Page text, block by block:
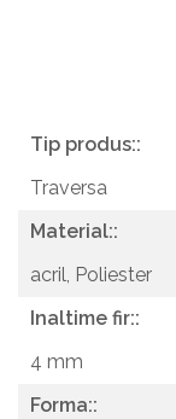
Tip produs::
Traversa
Material::
acril, Poliester
Inaltime fir::
4 mm
Forma::